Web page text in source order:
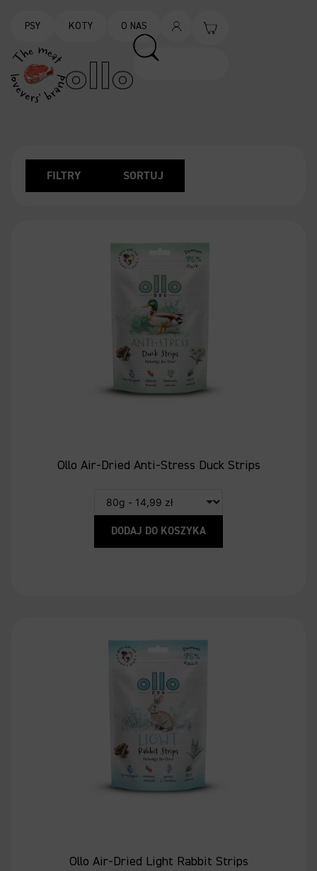
PSY KOTY O NAS
FILTRY SORTUJ
Ollo Air-Dried Anti-Stress Duck Strips
DODAJ DO KOSZYKA
Ollo Air-Dried Light Rabbit Strips